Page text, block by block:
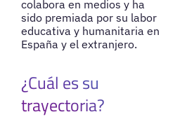
colabora en medios y ha
sido premiada por su labor
educativa y humanitaria en
España y el extranjero.
¿Cuál es su
trayectoria?